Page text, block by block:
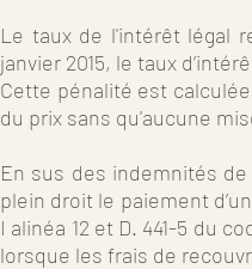
Le taux de l'intérêt légal
janvier 2015, le taux
Cette pénalité est
du prix sans qu'aucune
En sus des indemnités
plein droit le paiement
I alinéa 12 et D. 441-5 du
lorsque les frais de